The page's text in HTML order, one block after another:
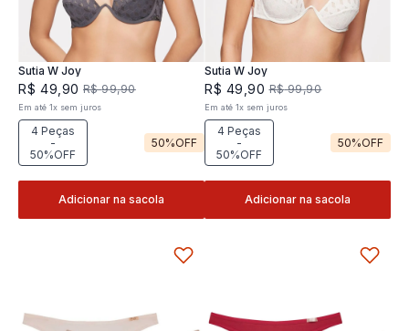
Sutia W Joy
R$ 49 90 R$ 99,90
Em até1x sem juros
4 Peças
-
50%OFF
50%OFF
Adicionar na sacola
Sutia W Joy
R$ 49 ,90 R$ 99,90
Em até 1x sem juros
4 Peças
-
50%OFF
50%OFF
Adicionar na sacola